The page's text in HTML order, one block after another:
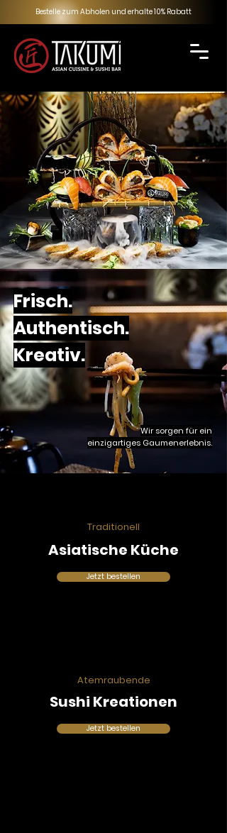
Bestelle zum Abholen und erhalte 10% Rabatt
Frisch.
Authentisch.
Kreativ.
Wir sorgen für ein
einzigartiges Gaumenerlebnis.
Traditionell
Asiatische Küche
Jetzt bestellen
Atemraubende
Sushi Kreationen
Jetzt bestellen